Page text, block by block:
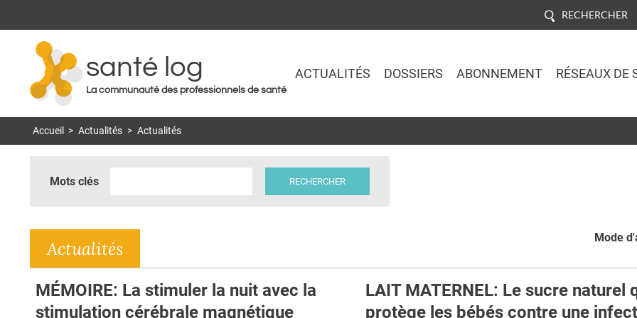
RECHERCHER
santé log
La communauté des professionnels de santé
ACTUALITÉS DOSSIERS ABONNEMENT RÉSEAUX DE
Accueil > Actualités > Actualités
Mots clés
Mode
Actualités
MÉMOIRE: La stimuler la nuit avec la
stimulation cérébrale magnétique
LAIT MATERNEL: Le sucre naturel
protège les bébés contre une